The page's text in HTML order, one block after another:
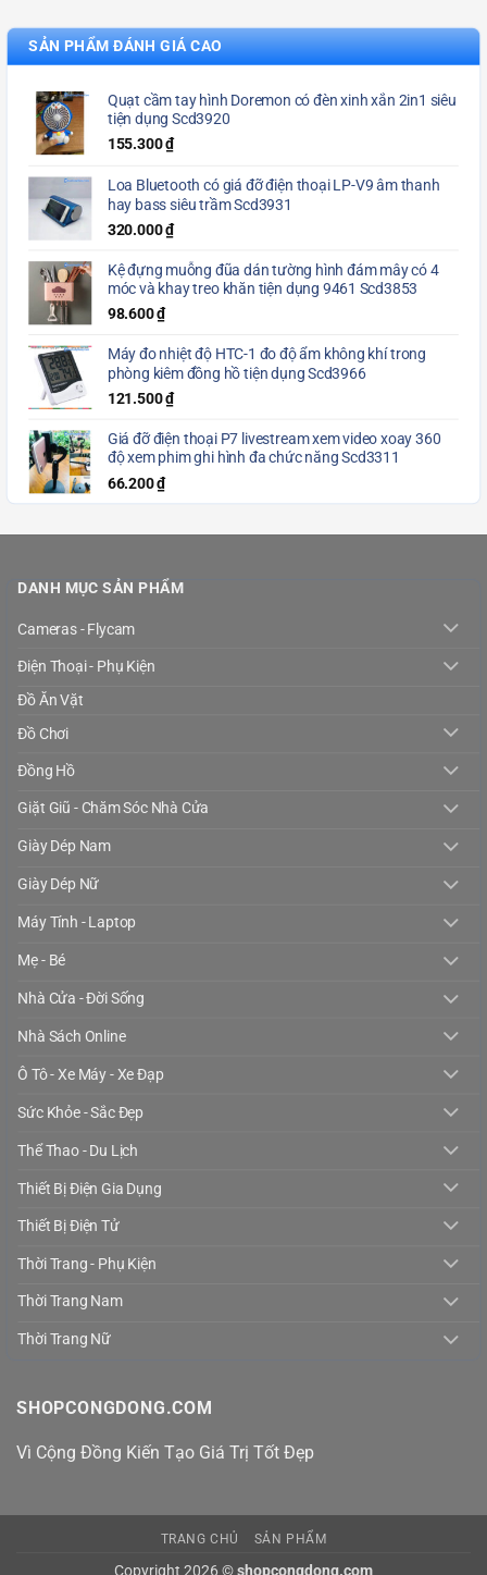
SẢN PHẨM ĐÁNH GIÁ CAO
Quạt cầm tay hình Doremon có đèn xinh xắn 2in1 siêu
tiện dụng Scd3920
155.300₫
Loa Bluetooth có giá đỡ điện thoại LP-V9 âm thanh
hay bass siêu trầm Scd3931
320.000₫
Kệ đựng muỗng đũa dán tường hình đám mây có 4
móc và khay treo khăn tiện dụng 9461 Scd3853
98.600₫
Máy đo nhiệt độ HTC-1 đo độ ẩm không khí trong
phòng kiêm đồng hồ tiện dụng Scd3966
121.500₫
Giá đỡ điện thoại P7 livestream xem video xoay 360
độ xem phim ghi hình đa chức năng Scd3311
66.200₫
DANH MỤC SẢN PHẨM
Cameras - Flycam
Điện Thoại - Phụ Kiện
Đồ Ăn Vặt
Đồ Chơi
Đồng Hồ
Giặt Giũ - Chăm Sóc Nhà Cửa
Giày Dép Nam
Giày Dép Nữ
Máy Tính - Laptop
Mẹ - Bé
Nhà Cửa - Đời Sống
Nhà Sách Online
Ô Tô - Xe Máy - Xe Đạp
Sức Khỏe - Sắc Đẹp
Thể Thao - Du Lịch
Thiết Bị Điện Gia Dụng
Thiết Bị Điện Tử
Thời Trang - Phụ Kiện
Thời Trang Nam
Thời Trang Nữ
SHOPCONGDONG.COM
Vì Cộng Đồng Kiến Tạo Giá Trị Tốt Đẹp
TRANG CHỦ SẢN PHẨM
Copyright 2026 ©shopcongdong.com